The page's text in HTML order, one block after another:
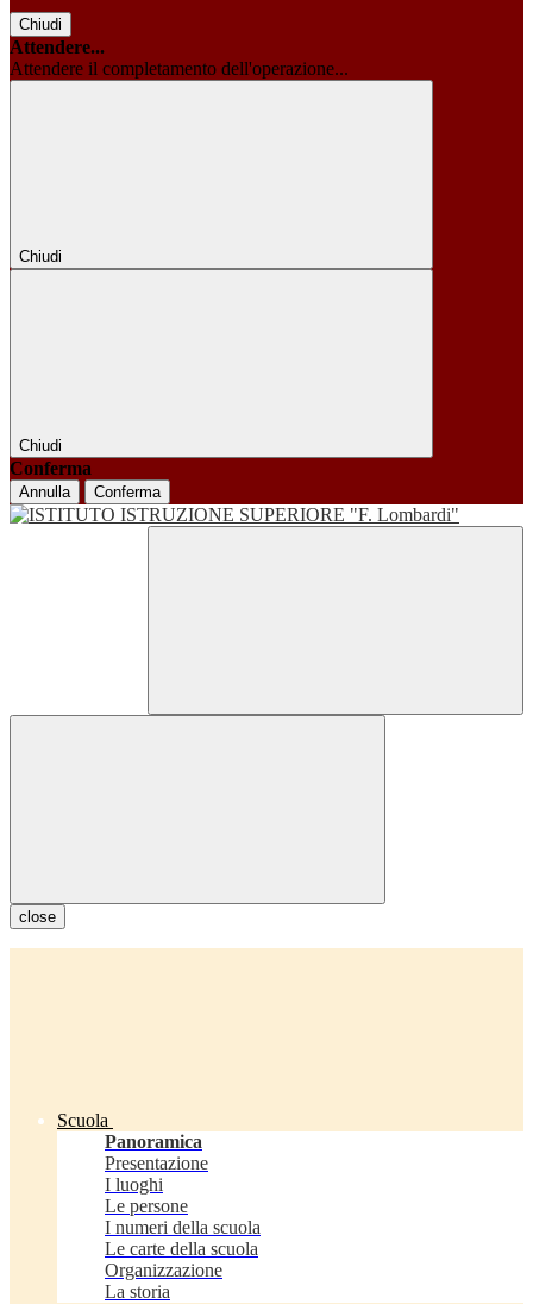
Chiudi
Attendere...
Attendere il completamento dell'operazione...
Chiudi
Chiudi
Conferma
Annulla Conferma
close
Scuola
Panoramica
Presentazione
I luoghi
Le persone
I numeri della scuola
Le carte della scuola
Organizzazione
La storia